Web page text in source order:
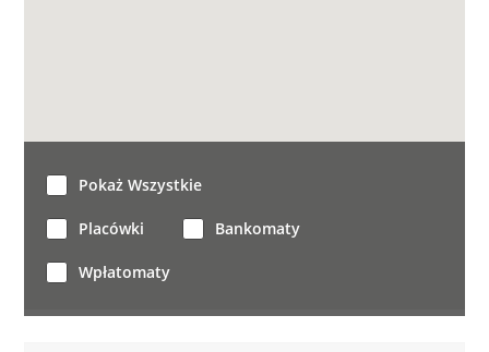
Pokaż Wszystkie
Placówki Bankomaty
Wpłatomaty